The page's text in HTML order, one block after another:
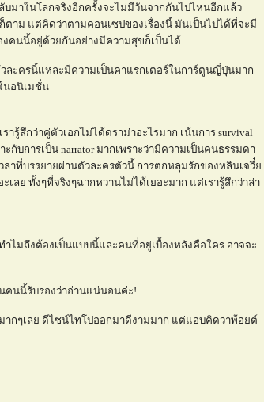
บมาในโลกจริงอีกครั้งจะไม่มีวันจากกันไปไหนอีกแล้ว
ตาม แต่คิดว่าตามคอนเซปของเรื่องนี้ มันเป็นไปได้ที่จะมี
งคนนี้อยู่ด้วยกันอย่างมีความสุขก็เป็นได้
ละครนี้แหละมีความเป็นคาแรกเตอร์ในการ์ตูนญี่ปุ่นมาก
นอนิเมชั่น
รู้สึกว่าคู่ตัวเอกไม่ได้ดราม่าอะไรมาก เน้นการ survival
บการเป็น narrator มากเพราะว่ามีความเป็นคนธรรมดา
ลาที่บรรยายผ่านตัวละครตัวนี้ การตกหลุมรักของหลินเจวี๋
ลย ทั้งๆที่จริงๆฉากหวานไม่ได้เยอะมาก แต่เรารู้สึกว่าล่า
ำไมถึงต้องเป็นแบบนี้และคนที่อยู่เบื้องหลังคือใคร อาจจะ
คนนี้รับรองว่าอ่านแน่นอนค่ะ!
ากๆเลย ดีไซน์ไทโปออกมาดีงามมาก แต่แอบคิดว่าพ้อยต์